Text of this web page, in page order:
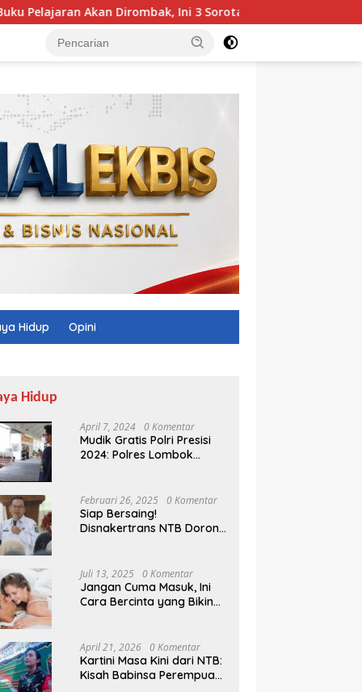
Dirombak, Ini 3 Sorotan Presiden
Hidup Opini
Hidup
April 7, 2024 0 Komentar
Mudik Gratis Polri Presisi
2024: Polres Lombok
Februari 26, 2025 0 Komentar
Siap Bersaing!
Disnakertrans NTB Dorong
Juli 13, 2025 0 Komentar
Jangan Cuma Masuk, Ini
Cara Bercinta yang Bikin
April 21, 2026 0 Komentar
Kartini Masa Kini dari NTB:
Kisah Babinsa Perempuan